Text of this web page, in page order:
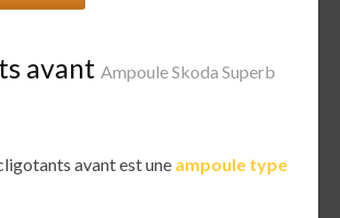
avant Ampoule Skoda Superb
avant est une ampoule type